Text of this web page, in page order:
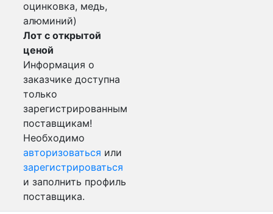
оцинковка, медь,
алюминий)
Лот с открытой
ценой
Информация о
заказчике доступна
только
зарегистрированным
поставщикам!
Необходимо
авторизоваться или
зарегистрироваться
и заполнить профиль
поставщика.